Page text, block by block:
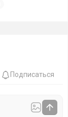
Подписаться